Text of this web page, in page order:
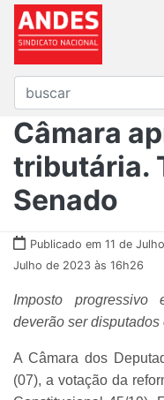
Câmara
tributária.
Senado
Publicado em 11 de
Julho de 2023 às 16h26
Imposto
deverão ser
A Câmara dos
(07), a votação da